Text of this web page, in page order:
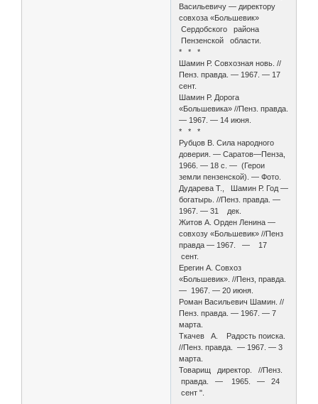
Васильевичу — директору
совхоза «Большевик»
Сердобского района
Пензенской области.
* * *
Шамин Р. Совхозная новь. //
Пенз. правда. — 1967. — 17
сент.
Шамин Р. Дорога
«Большевика» //Пенз. правда.
— 1967. — 14 июня.
* * *
Рубцов В. Сила народного
доверия. — Саратов—Пенза,
1966. — 18 с. — (Герои
земли пензенской). — Фото.
Дударева Т., Шамин Р. Год —
богатырь. //Пенз. правда. —
1967. — 31 дек.
Житов А. Орден Ленина —
совхозу «Большевик» //Пенз
правда — 1967. — 17
сент.
Ерегин А. Совхоз
«Большевик». //Пенз, правда.
— 1967. — 20 июня.
Роман Васильевич Шамин. //
Пенз. правда. — 1967. — 7
марта.
Ткачев А. Радость поиска.
//Пенз. правда. — 1967. — 3
марта.
Товарищ директор. //Пенз.
правда. — 1965. — 24
сент ".